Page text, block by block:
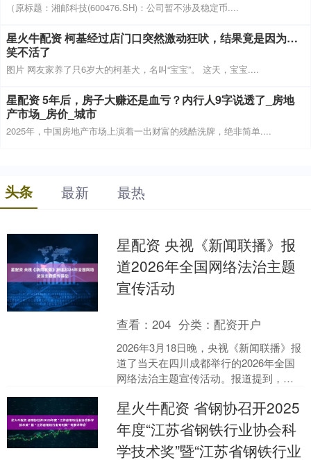
（原标题：湘邮科技(600476.SH)：公司暂不涉及稳定币....
星火牛配资 柯基经过店门口突然激动狂吠，结果竟是因为…
笑不活了
图片 网友家养了只6岁大的柯基犬，名叫“宝宝”。 这天，宝宝....
星配资 5年后，房子大赚还是血亏？内行人9字说透了_房地
产市场_房价_城市
2025年，中国房地产市场上演着一出财富的残酷洗牌，绝非简单....
头条 最新 最热
星配资 央视《新闻联播》报
道2026年全国网络法治主题
宣传活动
查看：204 分类：配资开户
2026年3月18日晚，央视《新闻联播》报
道了当天在四川成都举行的2026年全国
网络法治主题宣传活动。报道提到，由
年“E法同....
星火牛配资 省钢协召开2025
年度“江苏省钢铁行业协会科
学技术奖”暨“江苏省钢铁行业